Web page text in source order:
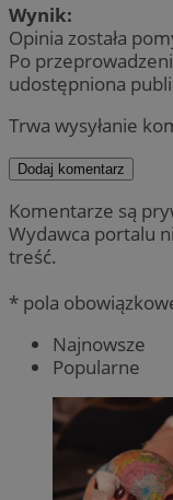
Wynik:
Opinia została
Po
udostępniona
Trwa wysyłanie
Dodaj komentarz
Komentarze są
Wydawca portalu
treść.
* pola
Najnowsze
Popularne